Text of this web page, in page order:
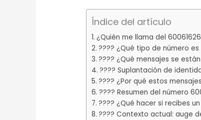
Índice del artículo
¿Quién me llama del
???? ¿Qué tipo de número
???? ¿Qué mensajes se
???? Suplantación de
???? ¿Por qué estos
???? Resumen del número
????️ ¿Qué hacer si recibes
???? Contexto actual: auge